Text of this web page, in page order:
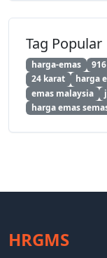
Tag Popular
harga-emas
24 karat
harga
emas malaysia
harga emas
HRGMS